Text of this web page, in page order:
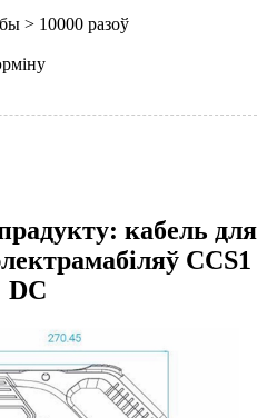
> 10000 разоў
кабель для
CCS1
DC